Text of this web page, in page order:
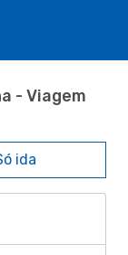
- Viagem
ida